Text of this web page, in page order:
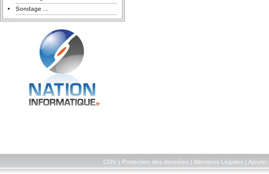
Sondage ...
CGV Protection des données| Mentions Légales| Ajouter